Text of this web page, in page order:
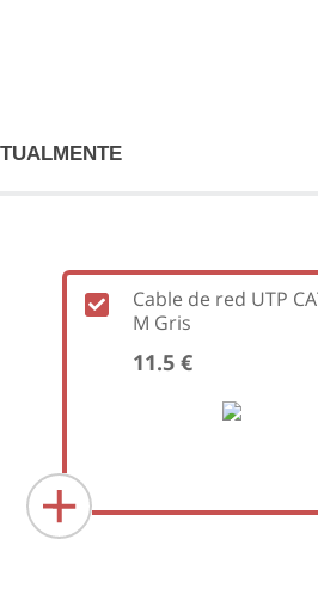
Cable de red UTP
M Gris
11.5 €